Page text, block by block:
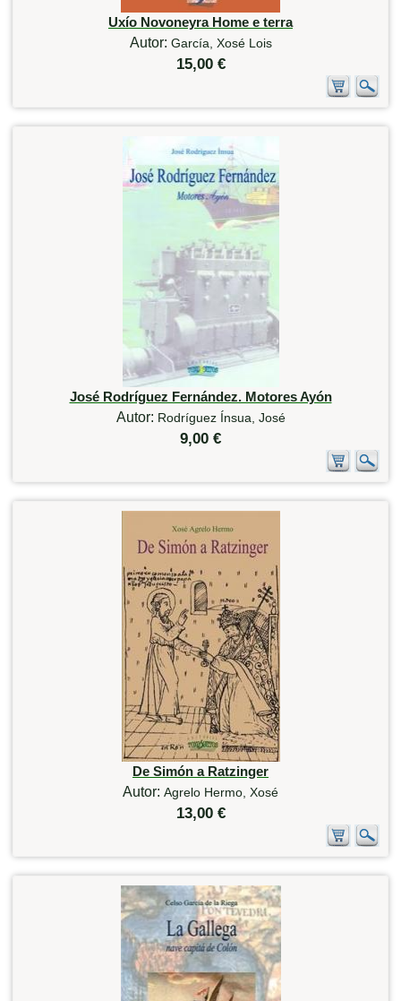
Uxío Novoneyra Home e terra
Autor: García, Xosé Lois
15,00 €
José Rodríguez Fernández. Motores Ayón
Autor: Rodríguez Ínsua, José
9,00 €
De Simón a Ratzinger
Autor: Agrelo Hermo, Xosé
13,00 €